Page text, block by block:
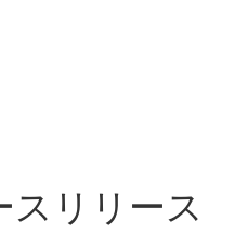
スリリース